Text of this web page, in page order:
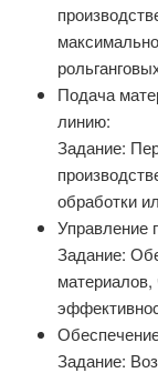
Подача
линию:
Задание:
обработки
Управление
Задание:
материалов,
Задание: